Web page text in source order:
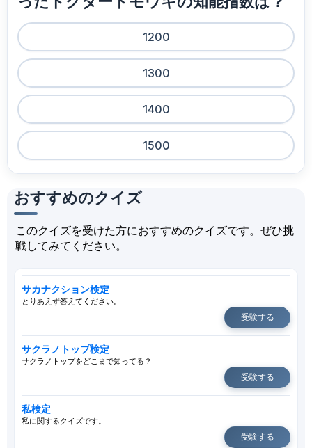
1200
1300
1400
1500
おすすめのクイズ
このクイズを受けた方におすすめのクイズです。ぜひ挑
戦してみてください。
サカナクション検定
とりあえず答えてください。
受験する
サクラノトップ検定
サクラノトップをどこまで知ってる？
受験する
私検定
私に関するクイズです。
受験する